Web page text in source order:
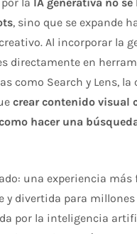
, sino que se expande
Al incorporar la
directamente en
como Search y Lens, la
crear contenido visual
hacer una
una experiencia más
y divertida para
por la inteligencia